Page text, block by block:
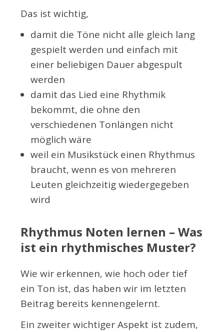
Das ist wichtig,
damit die Töne nicht alle gleich lang
gespielt werden und einfach mit
einer beliebigen Dauer abgespult
werden
damit das Lied eine Rhythmik
bekommt, die ohne den
verschiedenen Tonlängen nicht
möglich wäre
weil ein Musikstück einen Rhythmus
braucht, wenn es von mehreren
Leuten gleichzeitig wiedergegeben
wird
Rhythmus Noten lernen – Was
ist ein rhythmisches Muster?
Wie wir erkennen, wie hoch oder tief
ein Ton ist, das haben wir im letzten
Beitrag bereits kennengelernt.
Ein zweiter wichtiger Aspekt ist zudem,